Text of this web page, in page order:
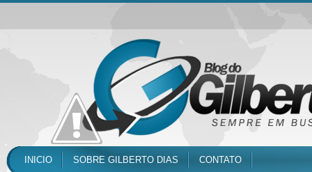
INICIO SOBRE GILBERTO DIAS CONTATO